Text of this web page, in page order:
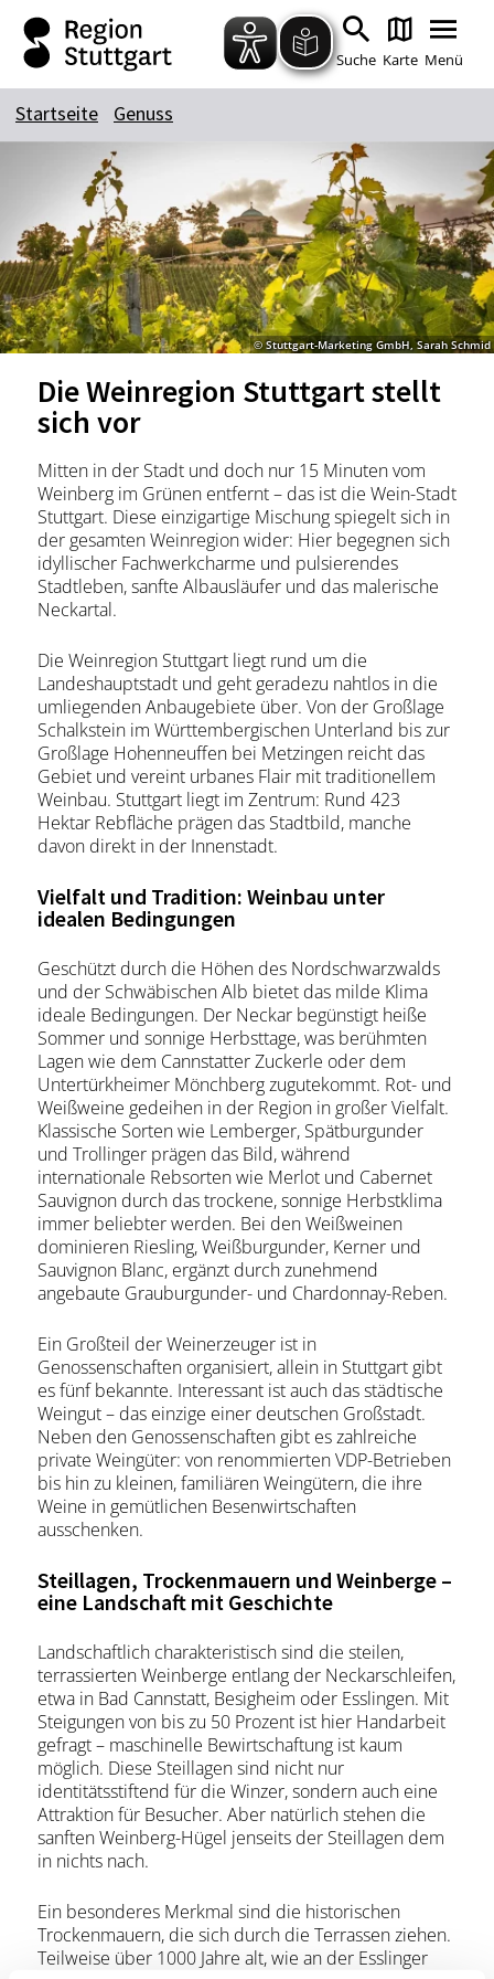
Zum Hauptinhalt springen
Zur Suche springen
Zur Hauptnavigation
Zum Footer springen
Suche Karte Menü
Suchbegriff
Das könnte Sie interessieren
Stadtführungen
Tickets
Citytour
Übernachtung
Erlebnisse
Essen & Trinken
Wein
Automobil
Kultur
Startseite Genuss
© Stuttgart-Marketing GmbH, Sarah Schmid
Die Weinregion Stuttgart stellt
sich vor
Mitten in der Stadt und doch nur 15 Minuten vom
Weinberg im Grünen entfernt – das ist die Wein-Stadt
Stuttgart. Diese einzigartige Mischung spiegelt sich in
der gesamten Weinregion wider: Hier begegnen sich
idyllischer Fachwerkcharme und pulsierendes
Stadtleben, sanfte Albausläufer und das malerische
Neckartal.
Die Weinregion Stuttgart liegt rund um die
Landeshauptstadt und geht geradezu nahtlos in die
umliegenden Anbaugebiete über. Von der Großlage
Schalkstein im Württembergischen Unterland bis zur
Großlage Hohenneuffen bei Metzingen reicht das
Gebiet und vereint urbanes Flair mit traditionellem
Weinbau. Stuttgart liegt im Zentrum: Rund 423
Hektar Rebfläche prägen das Stadtbild, manche
davon direkt in der Innenstadt.
Vielfalt und Tradition: Weinbau unter
idealen Bedingungen
Geschützt durch die Höhen des Nordschwarzwalds
und der Schwäbischen Alb bietet das milde Klima
ideale Bedingungen. Der Neckar begünstigt heiße
Sommer und sonnige Herbsttage, was berühmten
Lagen wie dem Cannstatter Zuckerle oder dem
Untertürkheimer Mönchberg zugutekommt. Rot- und
Weißweine gedeihen in der Region in großer Vielfalt.
Klassische Sorten wie Lemberger, Spätburgunder
und Trollinger prägen das Bild, während
internationale Rebsorten wie Merlot und Cabernet
Sauvignon durch das trockene, sonnige Herbstklima
immer beliebter werden. Bei den Weißweinen
dominieren Riesling, Weißburgunder, Kerner und
Sauvignon Blanc, ergänzt durch zunehmend
angebaute Grauburgunder- und Chardonnay-Reben.
Ein Großteil der Weinerzeuger ist in
Genossenschaften organisiert, allein in Stuttgart gibt
es fünf bekannte. Interessant ist auch das städtische
Weingut – das einzige einer deutschen Großstadt.
Neben den Genossenschaften gibt es zahlreiche
private Weingüter: von renommierten VDP-Betrieben
bis hin zu kleinen, familiären Weingütern, die ihre
Weine in gemütlichen Besenwirtschaften
ausschenken.
Steillagen, Trockenmauern und Weinberge –
eine Landschaft mit Geschichte
Landschaftlich charakteristisch sind die steilen,
terrassierten Weinberge entlang der Neckarschleifen,
etwa in Bad Cannstatt, Besigheim oder Esslingen. Mit
Steigungen von bis zu 50 Prozent ist hier Handarbeit
gefragt – maschinelle Bewirtschaftung ist kaum
möglich. Diese Steillagen sind nicht nur
identitätsstiftend für die Winzer, sondern auch eine
Attraktion für Besucher. Aber natürlich stehen die
sanften Weinberg-Hügel jenseits der Steillagen dem
in nichts nach.
Ein besonderes Merkmal sind die historischen
Trockenmauern, die sich durch die Terrassen ziehen.
Teilweise über 1000 Jahre alt, wie an der Esslinger